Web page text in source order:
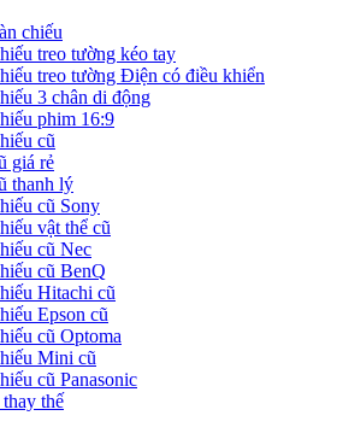
chiếu
treo tường kéo tay
treo tường Điện có điều khiển
3 chân di động
phim 16:9
cũ
giá rẻ
thanh lý
cũ Sony
vật thể cũ
cũ Nec
cũ BenQ
Hitachi cũ
Epson cũ
cũ Optoma
Mini cũ
cũ Panasonic
thế